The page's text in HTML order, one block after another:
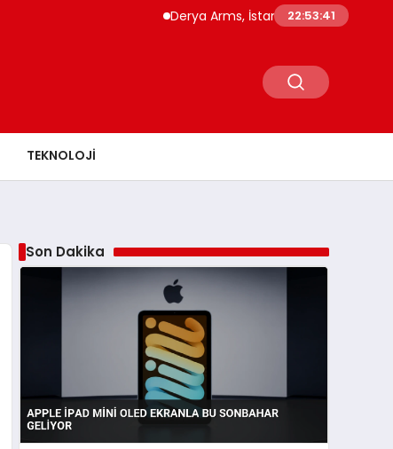
Derya Arms, İstanbul Prohunt 2026’da
22:53:42
TEKNOLOJI
Son Dakika